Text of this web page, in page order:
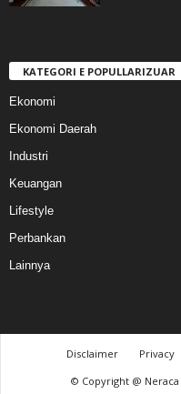
KATEGORI E POPULLARIZUAR
Ekonomi
Ekonomi Daerah
Industri
Keuangan
Lifestyle
Perbankan
Lainnya
Disclaimer Privacy
© Copyright @